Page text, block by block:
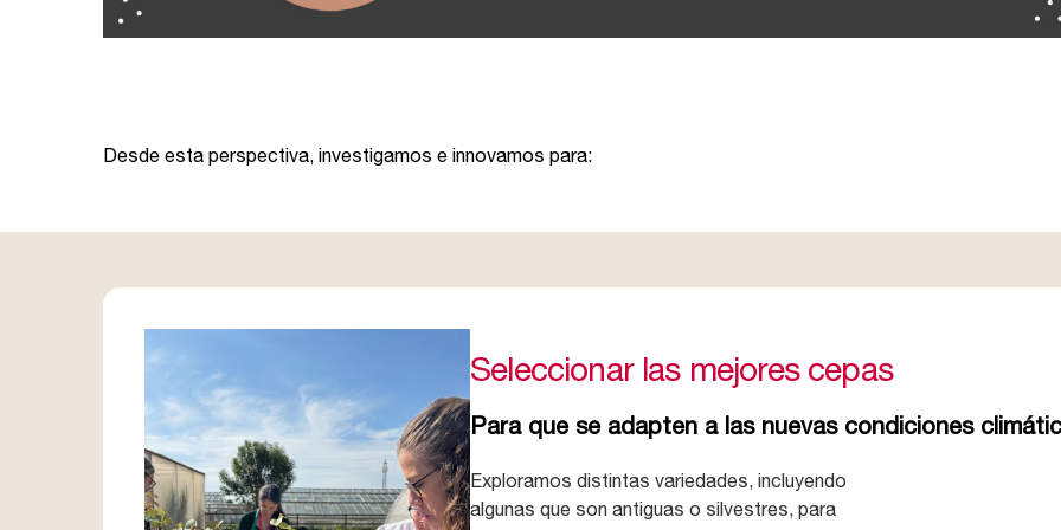
Desde esta perspectiva, investigamos e innovamos para:
Seleccionar las mejores cepas
Para que se adapten a las nuevas condiciones
Exploramos distintas variedades, incluyendo
algunas que son antiguas o silvestres, para